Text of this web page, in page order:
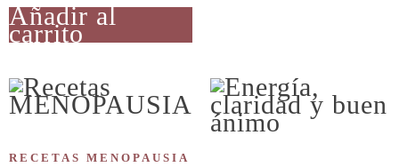
Añadir al
carrito
RECETAS MENOPAUSIA